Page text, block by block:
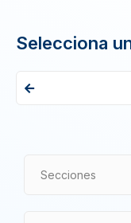
Selecciona
Secciones